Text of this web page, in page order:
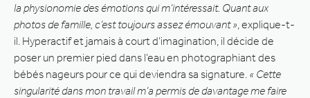
la physionomie des émotions qui m’intéressait. Quant aux
photos de famille, c’est toujours assez émouvant » , explique-t-
il. Hyperactif et jamais à court d’imagination, il décide de
poser un premier pied dans l’eau en photographiant des
bébés nageurs pour ce qui deviendra sa signature. « Cette
singularité dans mon travail m’a permis de davantage me faire